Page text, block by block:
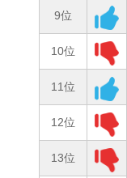
9位
10位
11位
12位
13位